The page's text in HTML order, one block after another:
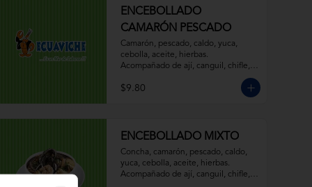
ENCEBOLLADO
CAMARÓN PESCADO
Camarón, pescado, caldo, yuca,
cebolla, aceite, hierbas.
Acompañado de ají, canguil, chifle,
$9.80
ENCEBOLLADO MIXTO
Concha, camarón, pescado, caldo,
yuca, cebolla, aceite, hierbas.
Acompañado de ají, canguil, chifle,